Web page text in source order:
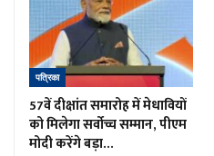
पत्रिका
57वें दीक्षांत समारोह में मेधावियों
को मिलेगा सर्वोच्च सम्मान, पीएम
मोदी करेंगे बड़ा…